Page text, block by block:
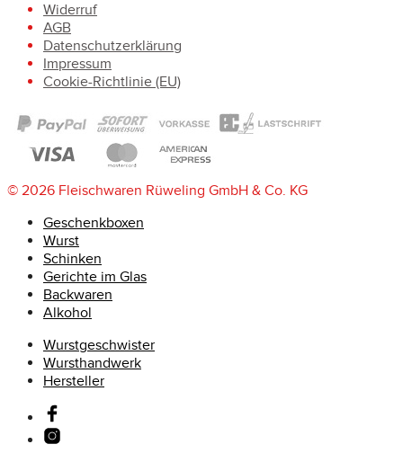
Widerruf
AGB
Datenschutzerklärung
Impressum
Cookie-Richtlinie (EU)
© 2026 Fleischwaren Rüweling GmbH & Co. KG
Geschenkboxen
Wurst
Schinken
Gerichte im Glas
Backwaren
Alkohol
Wurstgeschwister
Wursthandwerk
Hersteller